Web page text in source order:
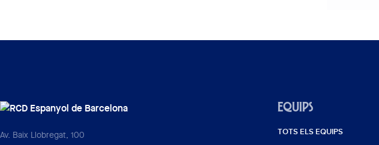
Av. Baix Llobregat, 100
EQUIPS
TOTS ELS EQUIPS